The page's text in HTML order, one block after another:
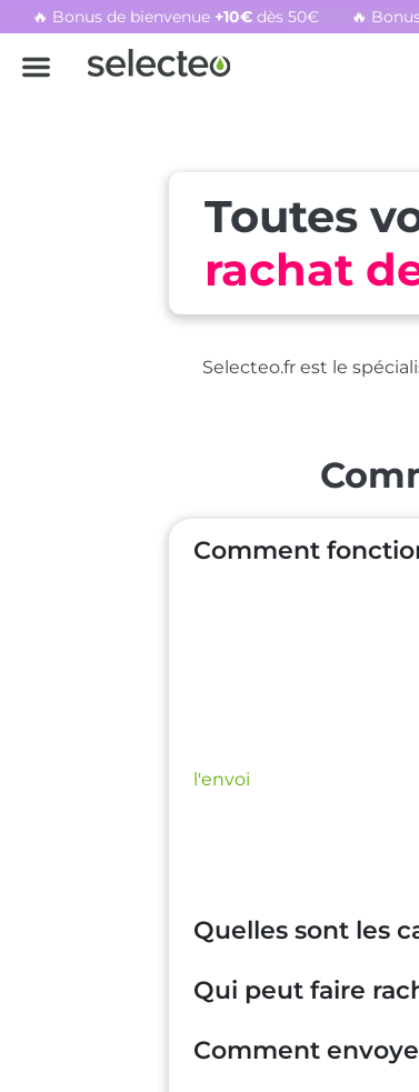
🔥 Bonus de bienvenue +10€dès 50€ 🔥
Toutes
rachat
Selecteo.fr est le
Comment
l'envoi
Quelles sont les
Qui peut faire
Comment